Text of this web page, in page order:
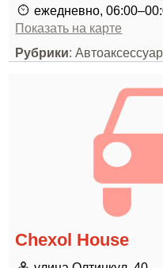
ежедневно,
Показать на карте
Рубрики:
Chexol House